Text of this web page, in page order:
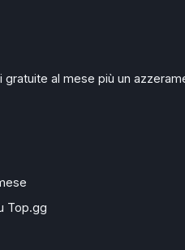
al mese più un
Top.gg